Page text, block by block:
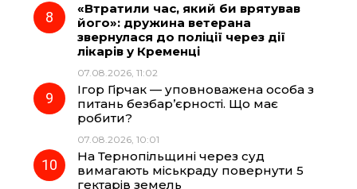
«Втратили час, який би врятував
його»: дружина ветерана
звернулася до поліції через дії
лікарів у Кременці
07.08.2026, 11:02
Ігор Гірчак — уповноважена особа з
питань безбар’єрності. Що має
робити?
07.08.2026, 10:01
На Тернопільщині через суд
вимагають міськраду повернути 5
гектарів земель